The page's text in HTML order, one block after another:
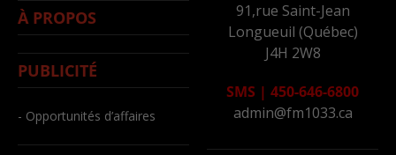
À PROPOS
PUBLICITÉ
- Opportunités d’affaires
91,rue Saint-Jean
Longueuil (Québec)
J4H 2W8
SMS | 450-646-6800
admin@fm1033.ca